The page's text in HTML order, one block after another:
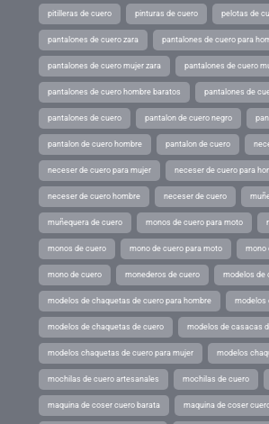
pitilleras de cuero pinturas de cuero pelotas de
pantalones de cuero zara pantalones de cuero para
pantalones de cuero mujer zara pantalones de cuero
pantalones de cuero hombre baratos pantalones de
pantalones de cuero pantalon de cuero negro
pantalon de cuero hombre pantalon de cuero
neceser de cuero para mujer neceser de cuero para
neceser de cuero hombre neceser de cuero
muñequera de cuero monos de cuero para moto
monos de cuero mono de cuero para moto mono
mono de cuero monederos de cuero modelos de
modelos de chaquetas de cuero para hombre modelos
modelos de chaquetas de cuero modelos de casacas
modelos chaquetas de cuero para mujer modelos
mochilas de cuero artesanales mochilas de cuero
maquina de coser cuero barata maquina de coser